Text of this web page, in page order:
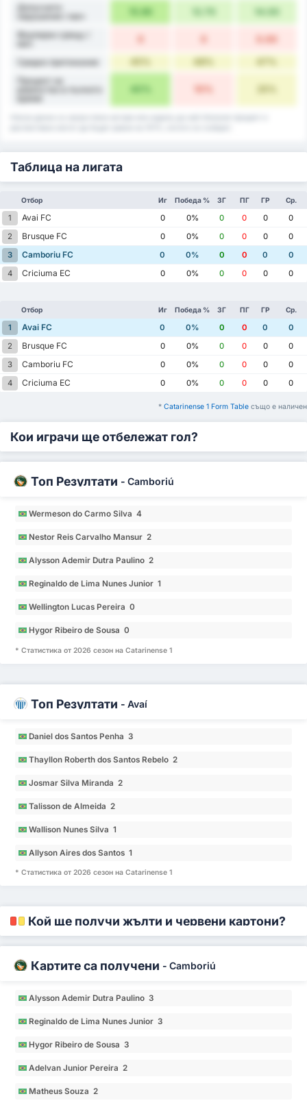
Допуснати
нарушения / мач
Фаулиран срещу /
Средно притежание 45% 48%
Процент на
Таблица на лигата
Отбор Иг Победа % ЗГ ПГ ГР Ср.
1 Avai FC 0 0% 0 0 0
0
2
Brusque FC 0 0% 0 0 0
0
3
Camboriu FC 0 0% 0 0 0
0
4
Criciuma EC 0 0% 0 0 0 0
Отбор Иг Победа % ЗГ ПГ ГР Ср.
1 Avai FC 0 0% 0 0 0
0
2
Brusque FC 0 0% 0 0 0
0
3
Camboriu FC 0 0% 0 0 0
0
4
Criciuma EC 0 0% 0 0 0 0
* Catarinense 1 Form Table също е наличен
Кои играчи ще отбележат гол?
Топ Резултати - Camboriú
Wermeson do Carmo Silva 4
Nestor Reis Carvalho Mansur 2
Alysson Ademir Dutra Paulino 2
Reginaldo de Lima Nunes Junior 1
Wellington Lucas Pereira 0
Hygor Ribeiro de Sousa 0
* Статистика от 2026 сезон на Catarinense 1
Топ Резултати - Avaí
Daniel dos Santos Penha 3
Thayllon Roberth dos Santos Rebelo 2
Josmar Silva Miranda 2
Talisson de Almeida 2
Wallison Nunes Silva 1
Allyson Aires dos Santos 1
* Статистика от 2026 сезон на Catarinense 1
Кой ще получи жълти и червени картони?
Картите са получени - Camboriú
Alysson Ademir Dutra Paulino 3
Reginaldo de Lima Nunes Junior 3
Hygor Ribeiro de Sousa 3
Adelvan Junior Pereira 2
Matheus Souza 2